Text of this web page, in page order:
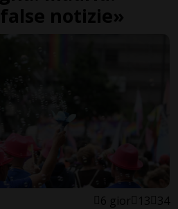
notizie»
6 gior 13 34